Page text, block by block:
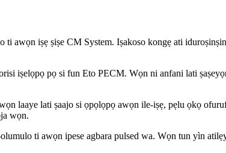
awọn iṣẹ ṣiṣe CM System. Iṣakoso kongẹ ati
iṣelọpọ pọ si fun Eto PECM. Wọn ni anfani lati
laaye lati ṣaajo si ọpọlọpọ awọn ile-iṣẹ, pẹlu ọkọ
wọn.
ti awọn ipese agbara pulsed wa. Wọn tun yìn